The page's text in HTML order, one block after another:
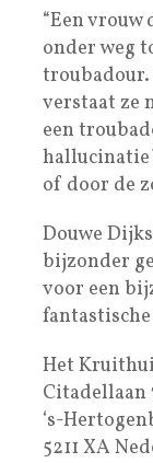
“Een
onder weg
verstaat ze
een
of door de
Douwe
bijzonder
voor een
Het
Citadellaan
‘s-
5211 XA